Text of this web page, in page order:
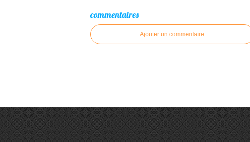
commentaires
Ajouter un commentaire